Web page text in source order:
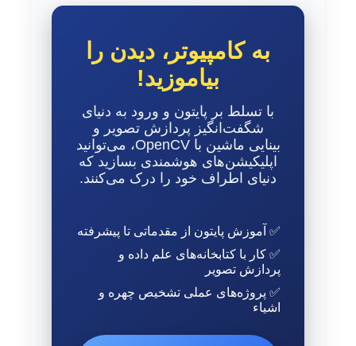
به کامپیوتر، دیدن را
بیاموزید!
با تسلط بر پایتون و ورود به دنیای
شگفت‌انگیز پردازش تصویر و
بینایی ماشین با OpenCV، می‌توانید
اپلیکیشن‌های هوشمندی بسازید که
دنیای اطراف خود را درک می‌کنند.
✅ آموزش پایتون از مقدماتی تا پیشرفته
✅ کار با کتابخانه‌های علم داده و
پردازش تصویر
✅ پروژه‌های عملی تشخیص چهره و
اشیاء